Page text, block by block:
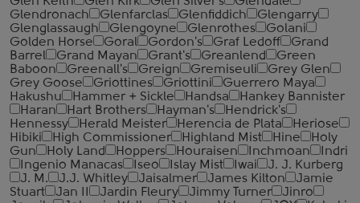
Glendronach
Glenfarclas Glenfiddich
Glengarry
Glenglassaugh
Glengoyne Glenrothes
Golani
Golden Horse
Goral Gordon's Graf Ledoff
Grand
Barrel
Grand Mayan Grant's Greanlend
Green
Baboon
Greenall's Greign Gremiseuli
Grey Glen
Grey Goose
Griottines Griottini
Guerrero Maya
Hakushu
Hammer + Sickle Handsa
Hankey Bannister
Haran
Hart Brothers Hayman's
Hendrick's
Hennessy
Herald Meister Herencia de Plata
Heriose
Hibiki
High Commissioner Highland Mist Hine
Holy
Gun
Holy Land Hoppers Houraisen Inchmoan
Indri
Ingenio Manacas
Iseo Islay Mist Iwai
J. J. Kurberg
J. M.
J.J. Whitley Jaisalmer James Kilton
Jamie
Stuart
Jan II Jardin Fleury Jimmy Turner
Jinro